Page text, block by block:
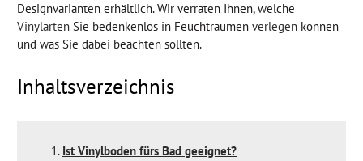
Designvarianten erhältlich. Wir verraten Ihnen, welche
Vinylarten Sie bedenkenlos in Feuchträumen verlegen können
und was Sie dabei beachten sollten.
Inhaltsverzeichnis
Ist Vinylboden fürs Bad geeignet?